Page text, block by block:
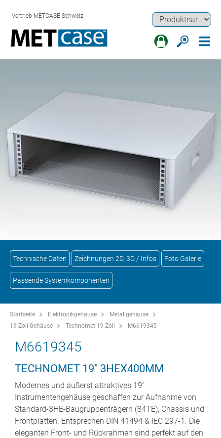
Vertrieb METCASE Schweiz
Technische Daten Zeichnungen 2D, 3D / Infos Foto Galerie
Passende Systemkomponenten
Startseite Elektronikgehäuse
Metallgehäuse
19-Zoll-Gehäuse
Technomet 19-Zoll M6619345
M6619345
TECHNOMET 19" 3HEX400MM
Modernes und äußerst attraktives 19"
Instrumentengehäuse geschaffen zur Aufnahme von
Standard-3HE-Baugruppenträgern (84TE), Chassis und
Frontplatten. Entsprechen DIN 41494 & IEC 297-1. Die
eleganten Front- und Rückrahmen sind perfekt auf den